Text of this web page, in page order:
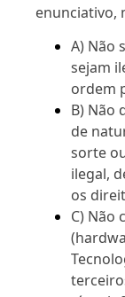
enunciativo,
A) Não
sejam
ordem
B) Não
de
sorte
ilegal,
os
C) Não